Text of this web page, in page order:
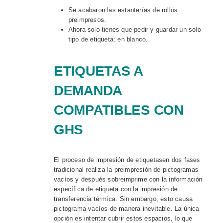
Se acabaron las estanterías de rollos
preimpresos.
Ahora solo tienes que pedir y guardar un solo
tipo de etiqueta: en blanco.
ETIQUETAS A
DEMANDA
COMPATIBLES CON
GHS
El proceso de impresión de etiquetasen dos fases
tradicional realiza la preimpresión de pictogramas
vacíos y después sobreimprime con la información
específica de etiqueta con la impresión de
transferencia térmica. Sin embargo, esto causa
pictograma vacíos de manera inevitable. La única
opción es intentar cubrir estos espacios, lo que